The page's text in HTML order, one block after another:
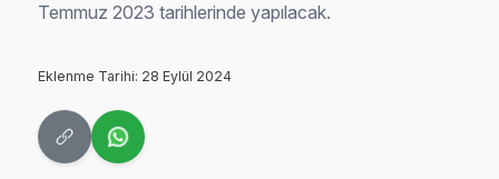
Temmuz 2023 tarihlerinde yapılacak.
Eklenme Tarihi: 28 Eylül 2024